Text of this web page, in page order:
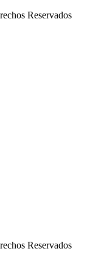
Reservados
Reservados